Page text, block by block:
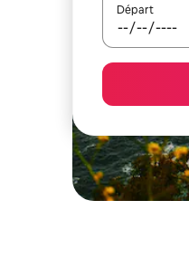
Départ